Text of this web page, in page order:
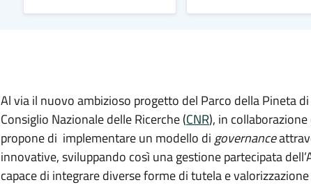
Al via il nuovo ambizioso progetto del Parco della Pineta
Consiglio Nazionale delle Ricerche (CNR), in collaborazione
propone di implementare un modello di governance
innovative, sviluppando così una gestione partecipata
capace di integrare diverse forme di tutela e